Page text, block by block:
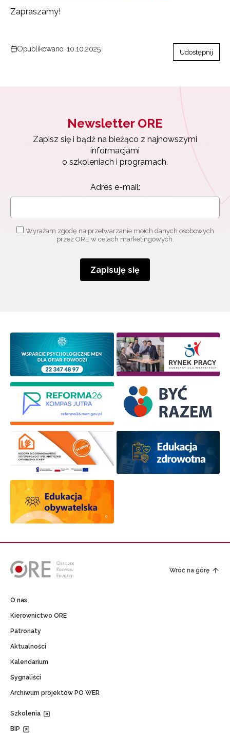
Zapraszamy!
Opublikowano: 10.10.2025 Udostępnij
Newsletter ORE
Zapisz się i bądź na bieżąco z najnowszymi
informacjami
o szkoleniach i programach.
Adres e-mail:
Wyrażam zgodę na przetwarzanie moich danych osobowych
przez ORE w celach marketingowych.
Zapisuję się
Wróć na górę
O nas
Kierownictwo ORE
Patronaty
Aktualności
Kalendarium
Sygnaliści
Archiwum projektów PO WER
Szkolenia
BIP
Newsletter ORE
Zapisz się i bądź na bieżąco z najnowszymi
o szkoleniach i programach.
osobowych przez ORE w celach marketingowych.
Zapisuję się